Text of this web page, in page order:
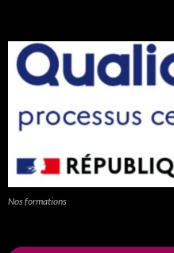
Nos formations